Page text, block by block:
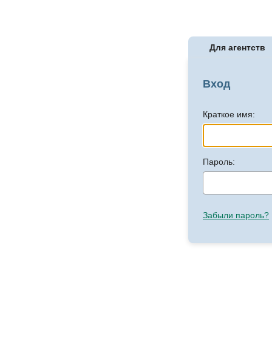
Для агентств
Вход
Краткое имя:
Пароль:
Забыли пароль?